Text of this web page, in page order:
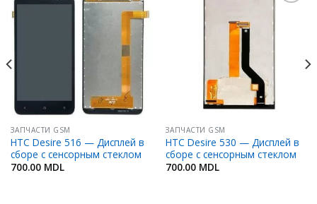
Добавить
Избранное
ЗАПЧАСТИ GSM
HTC Desire 516 — Дисплей в
сборе с сенсорным стеклом
700.00 MDL
Добавить
Избранное
ЗАПЧАСТИ GSM
HTC Desire 530 — Дисплей в
сборе с сенсорным стеклом
700.00 MDL